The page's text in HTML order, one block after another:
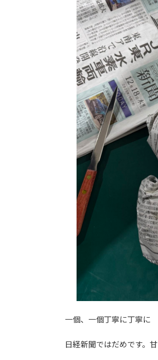
一個、一個丁寧に丁寧に
日経新聞ではだめです。